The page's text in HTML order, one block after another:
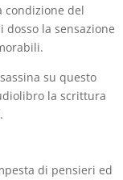
condizione del
la sensazione
su questo
la scrittura
di pensieri ed